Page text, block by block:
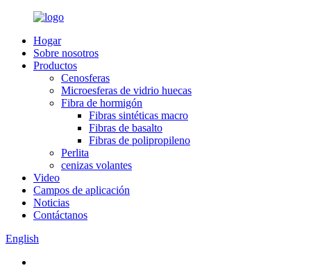
Hogar
Sobre nosotros
Productos
Cenosferas
Microesferas de vidrio huecas
Fibra de hormigón
Fibras sintéticas macro
Fibras de basalto
Fibras de polipropileno
Perlita
cenizas volantes
Video
Campos de aplicación
Noticias
Contáctanos
English